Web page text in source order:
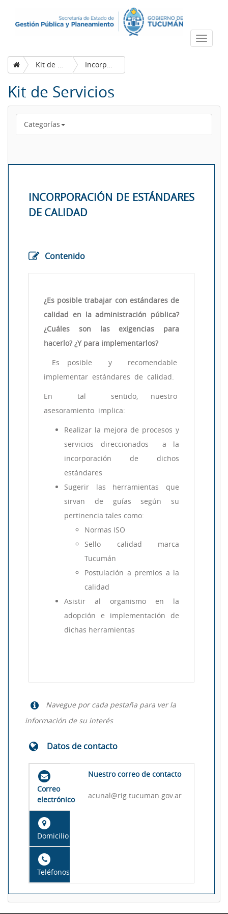
Kit de Servicios
Incorporación de estándares de calidad
Kit de Servicios
Categorías
INCORPORACIÓN DE ESTÁNDARES
DE CALIDAD
Contenido
¿Es posible trabajar con estándares de
calidad en la administración pública?
¿Cuáles son las exigencias para
hacerlo? ¿Y para implementarlos?
Es posible y recomendable
implementar estándares de calidad.
En tal sentido, nuestro
asesoramiento implica:
Realizar la mejora de procesos y
servicios direccionados a la
incorporación de dichos
estándares
Sugerir las herramientas que
sirvan de guías según su
pertinencia tales como:
Normas ISO
Sello calidad marca
Tucumán
Postulación a premios a la
calidad
Asistir al organismo en la
adopción e implementación de
dichas herramientas
Navegue por cada pestaña para ver la
información de su interés
Datos de contacto
Correo
electrónico
Domicilio
Teléfonos
Nuestro correo de contacto
acunal@rig.tucuman.gov.ar